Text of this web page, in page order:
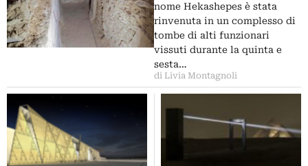
nome Hekashepes è stata
rinvenuta in un complesso di
tombe di alti funzionari
vissuti durante la quinta e
sesta…
di Livia Montagnoli